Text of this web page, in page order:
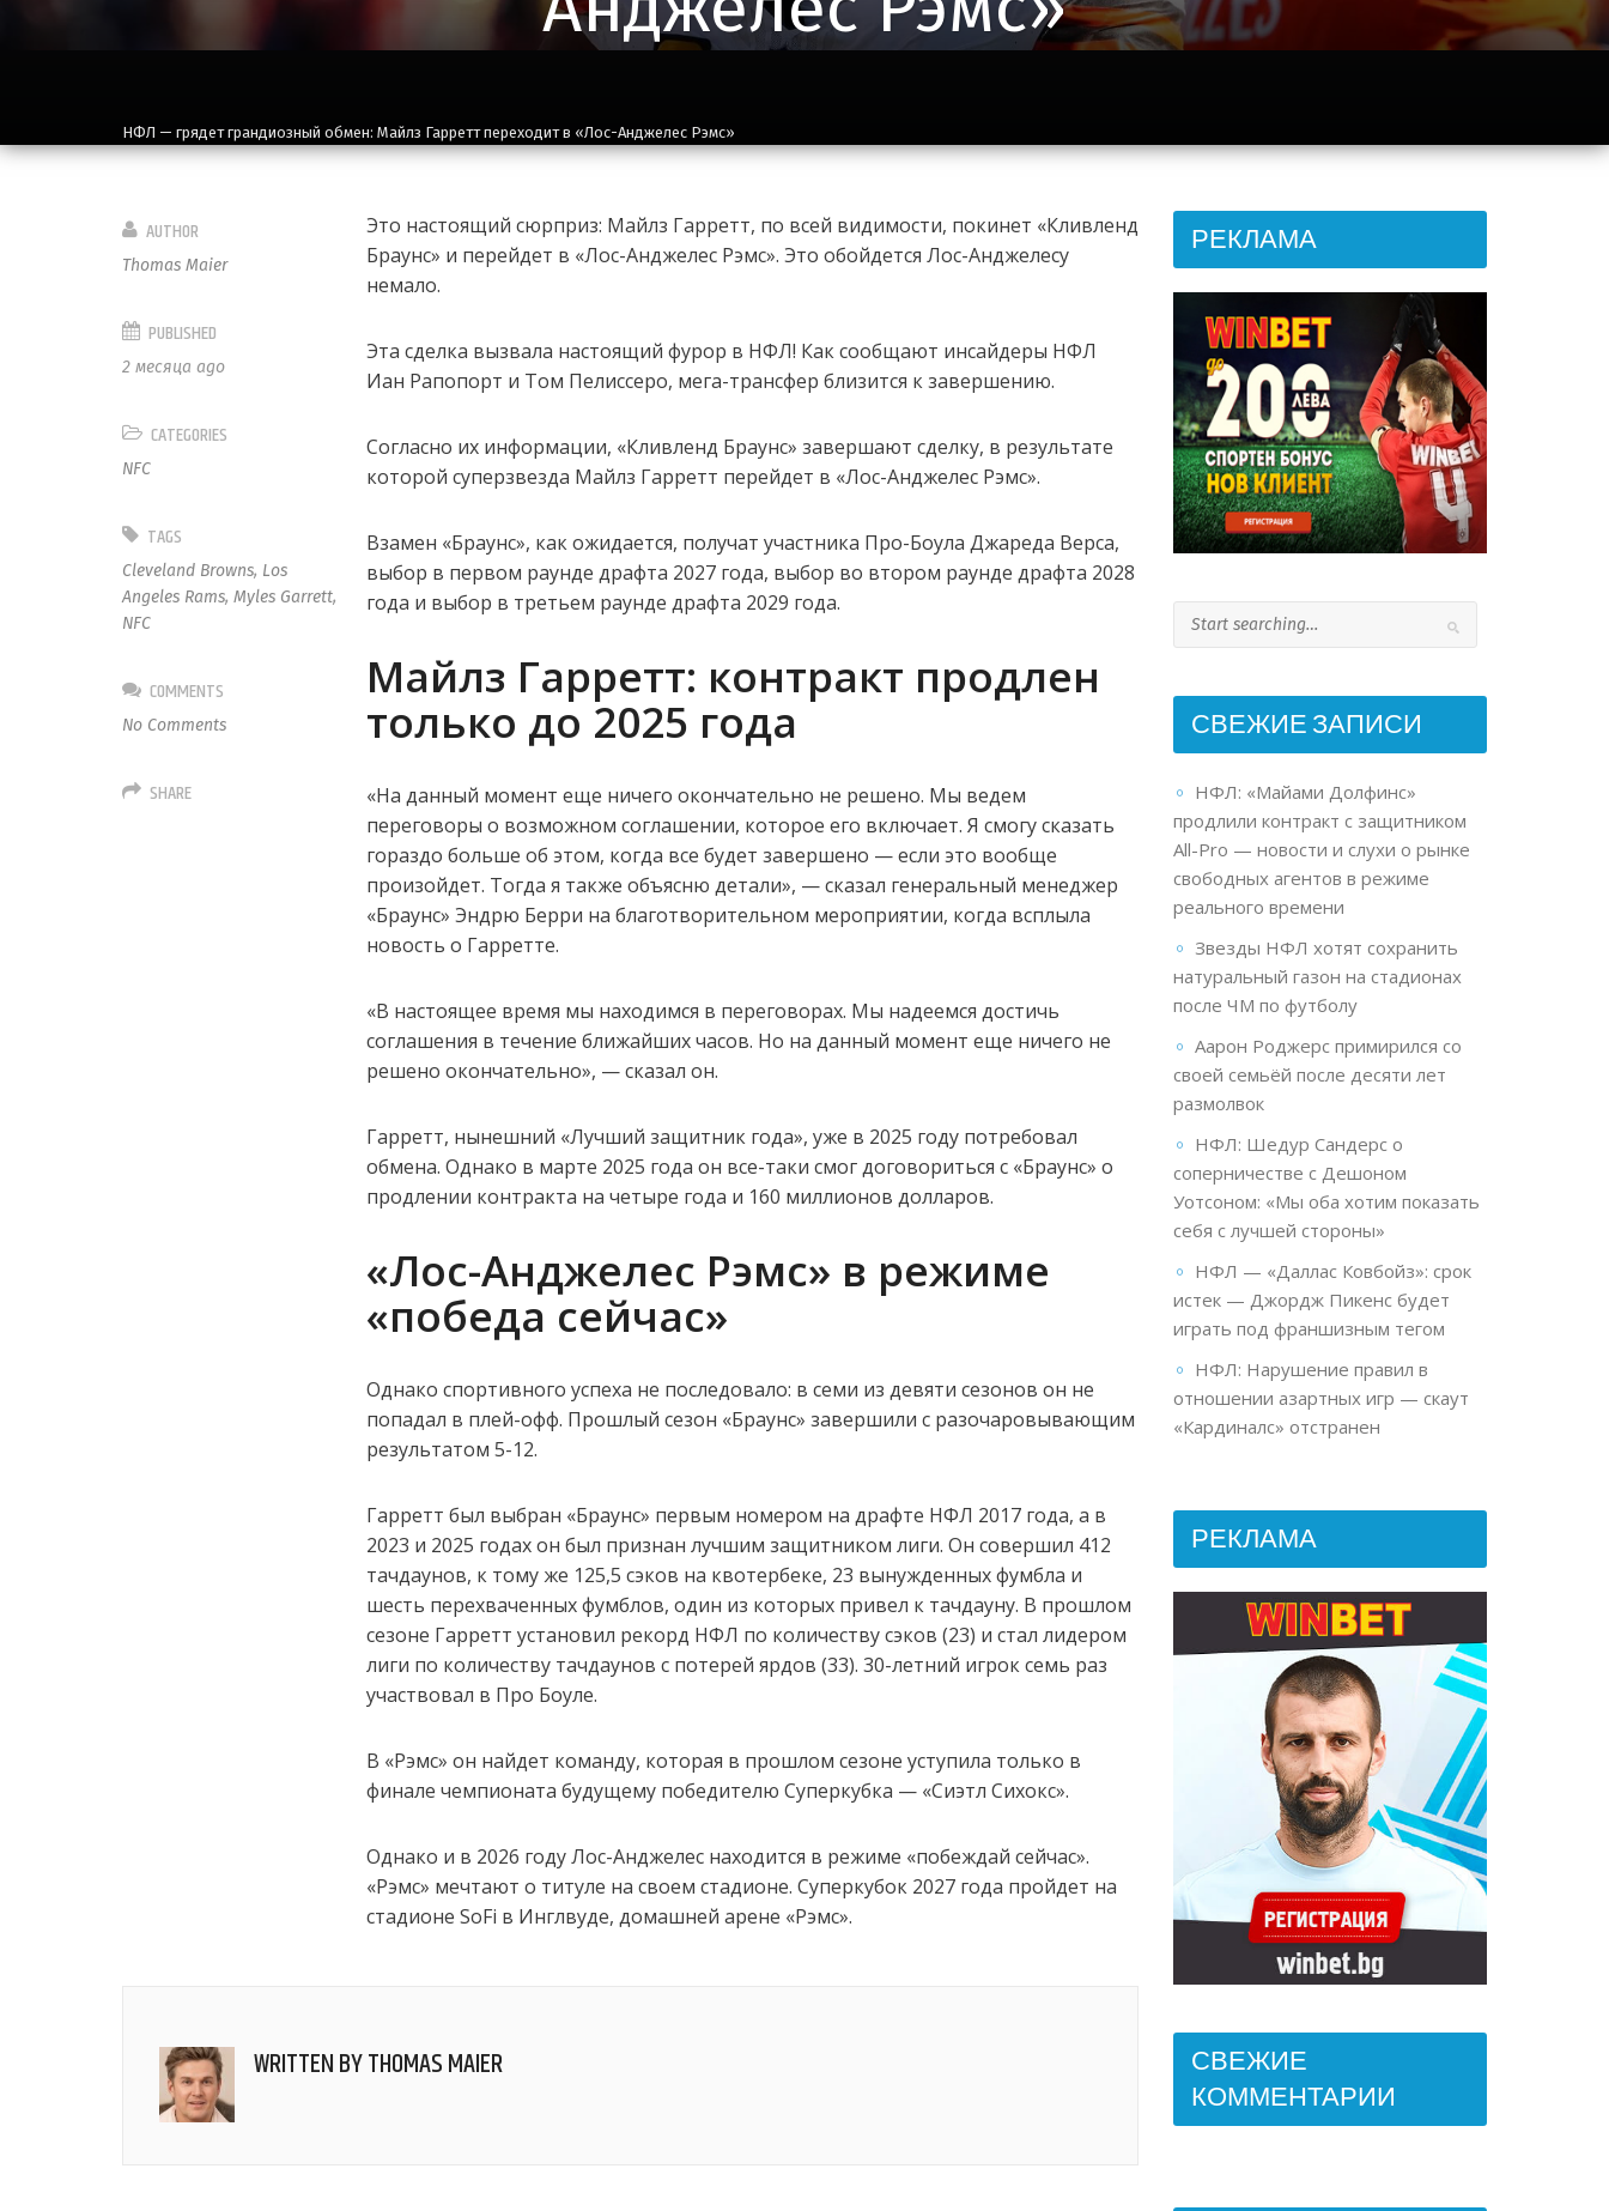
НФЛ — грядет грандиозный обмен: Майлз Гарретт переходит в «Лос-Анджелес Рэмс»
Это настоящий сюрприз: Майлз Гарретт, по всей видимости, покинет «Кливленд
Браунс» и перейдет в «Лос-Анджелес Рэмс». Это обойдется Лос-Анджелесу
немало.
Эта сделка вызвала настоящий фурор в НФЛ! Как сообщают инсайдеры НФЛ
Иан Рапопорт и Том Пелиссеро, мега-трансфер близится к завершению.
Согласно их информации, «Кливленд Браунс» завершают сделку, в результате
которой суперзвезда Майлз Гарретт перейдет в «Лос-Анджелес Рэмс».
Взамен «Браунс», как ожидается, получат участника Про-Боула Джареда Верса,
выбор в первом раунде драфта 2027 года, выбор во втором раунде драфта 2028
года и выбор в третьем раунде драфта 2029 года.
Майлз Гарретт: контракт продлен
только до 2025 года
«На данный момент еще ничего окончательно не решено. Мы ведем
переговоры о возможном соглашении, которое его включает. Я смогу сказать
гораздо больше об этом, когда все будет завершено — если это вообще
произойдет. Тогда я также объясню детали», — сказал генеральный менеджер
«Браунс» Эндрю Берри на благотворительном мероприятии, когда всплыла
новость о Гарретте.
«В настоящее время мы находимся в переговорах. Мы надеемся достичь
соглашения в течение ближайших часов. Но на данный момент еще ничего не
решено окончательно», — сказал он.
Гарретт, нынешний «Лучший защитник года», уже в 2025 году потребовал
обмена. Однако в марте 2025 года он все-таки смог договориться с «Браунс» о
продлении контракта на четыре года и 160 миллионов долларов.
«Лос-Анджелес Рэмс» в режиме
«победа сейчас»
Однако спортивного успеха не последовало: в семи из девяти сезонов он не
попадал в плей-офф. Прошлый сезон «Браунс» завершили с разочаровывающим
результатом 5-12.
Гарретт был выбран «Браунс» первым номером на драфте НФЛ 2017 года, а в
2023 и 2025 годах он был признан лучшим защитником лиги. Он совершил 412
тачдаунов, к тому же 125,5 сэков на квотербеке, 23 вынужденных фумбла и
шесть перехваченных фумблов, один из которых привел к тачдауну. В прошлом
сезоне Гарретт установил рекорд НФЛ по количеству сэков (23) и стал лидером
лиги по количеству тачдаунов с потерей ярдов (33). 30-летний игрок семь раз
участвовал в Про Боуле.
В «Рэмс» он найдет команду, которая в прошлом сезоне уступила только в
финале чемпионата будущему победителю Суперкубка — «Сиэтл Сихокс».
Однако и в 2026 году Лос-Анджелес находится в режиме «побеждай сейчас».
«Рэмс» мечтают о титуле на своем стадионе. Суперкубок 2027 года пройдет на
стадионе SoFi в Инглвуде, домашней арене «Рэмс».
AUTHOR
Thomas Maier
PUBLISHED
2 месяца ago
CATEGORIES
NFC
TAGS
Cleveland Browns, Los
Angeles Rams,Myles Garrett,
NFC
COMMENTS
No Comments
SHARE
WRITTEN BYTHOMAS MAIER
РЕКЛАМА
СВЕЖИЕ ЗАПИСИ
НФЛ: «Майами Долфинс»
продлили контракт с защитником
All-Pro — новости и слухи о рынке
свободных агентов в режиме
реального времени
Звезды НФЛ хотят сохранить
натуральный газон на стадионах
после ЧМ по футболу
Аарон Роджерс примирился со
своей семьёй после десяти лет
размолвок
НФЛ: Шедур Сандерс о
соперничестве с Дешоном
Уотсоном: «Мы оба хотим показать
себя с лучшей стороны»
НФЛ — «Даллас Ковбойз»: срок
истек — Джордж Пикенс будет
играть под франшизным тегом
НФЛ: Нарушение правил в
отношении азартных игр — скаут
«Кардиналс» отстранен
РЕКЛАМА
СВЕЖИЕ
КОММЕНТАРИИ